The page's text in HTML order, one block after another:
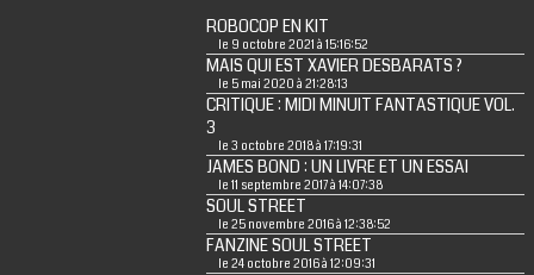
ROBOCOP EN KIT
le 9 octobre 2021 à 15:16:52
MAIS QUI EST XAVIER DESBARATS ?
le 5 mai 2020 à 21:28:13
CRITIQUE : MIDI MINUIT FANTASTIQUE VOL.
3
le 3 octobre 2018 à 17:19:31
JAMES BOND : UN LIVRE ET UN ESSAI
le 11 septembre 2017 à 14:07:38
SOUL STREET
le 25 novembre 2016 à 12:38:52
FANZINE SOUL STREET
le 24 octobre 2016 à 12:09:31